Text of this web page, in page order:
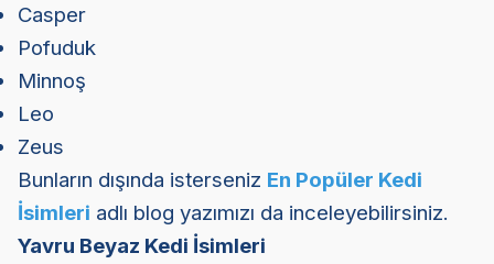
Casper
Pofuduk
Minnoş
Leo
Zeus
Bunların dışında isterseniz En Popüler Kedi
İsimleri adlı blog yazımızı da inceleyebilirsiniz.
Yavru Beyaz Kedi İsimleri